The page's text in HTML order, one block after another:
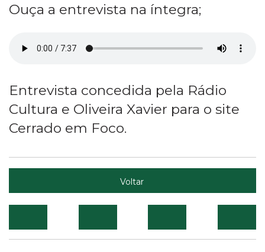
Ouça a entrevista na íntegra;
Entrevista concedida pela Rádio
Cultura e Oliveira Xavier para o site
Cerrado em Foco.
Voltar